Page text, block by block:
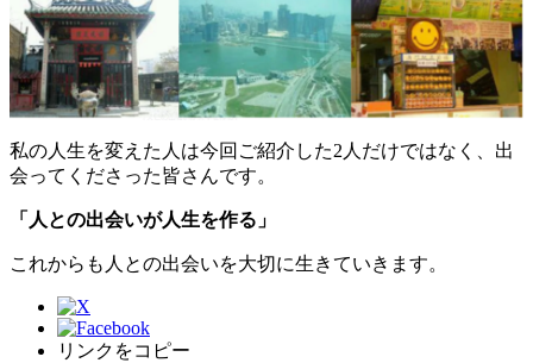
私の人生を変えた人は今回ご紹介した2人だけではなく、出
会ってくださった皆さんです。
「人との出会いが人生を作る」
これからも人との出会いを大切に生きていきます。
リンクをコピー